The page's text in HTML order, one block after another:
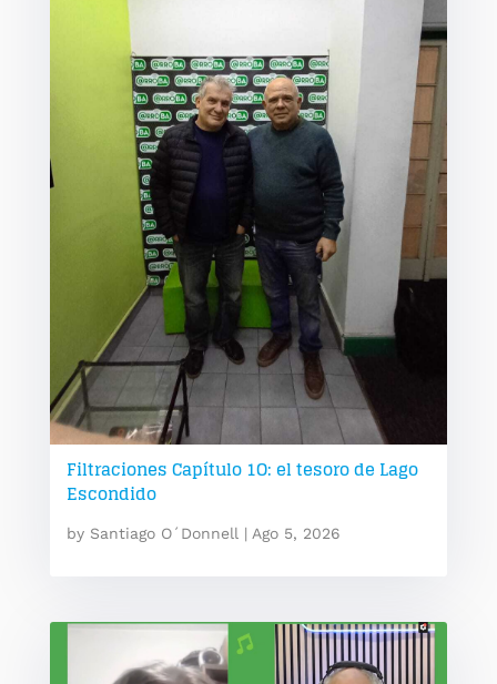
Filtraciones Capítulo 1O: el tesoro de Lago
Escondido
by Santiago O´Donnell| Ago 5, 2026